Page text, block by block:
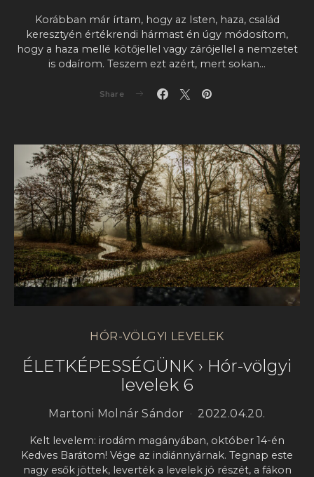
Korábban már írtam, hogy az Isten, haza, család
keresztyén értékrendi hármast én úgy módosítom,
hogy a haza mellé kötőjellel vagy zárójellel a nemzetet
is odaírom. Teszem ezt azért, mert sokan…
Share
HÓR-VÖLGYI LEVELEK
ÉLETKÉPESSÉGÜNK › Hór-völgyi
levelek 6
Martoni Molnár Sándor 2022.04.20.
Kelt levelem: irodám magányában, október 14-én
Kedves Barátom! Vége az indiánnyárnak. Tegnap este
nagy esők jöttek, leverték a levelek jó részét, a fákon